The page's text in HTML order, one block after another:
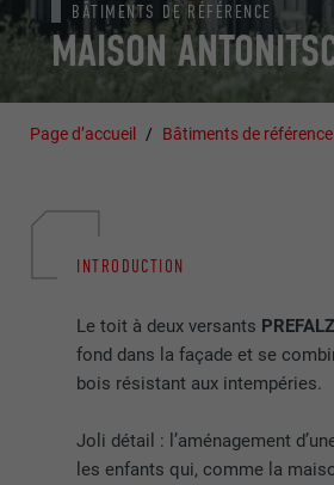
MAISON
BÂTIMENTS DE RÉFÉRENCE
Page d’accueil Bâtiments de référence
INTRODUCTION
Le toit à deux versants
fond dans la façade et se
bois résistant aux intempéries.
Joli détail : l’aménagement
les enfants qui, comme la